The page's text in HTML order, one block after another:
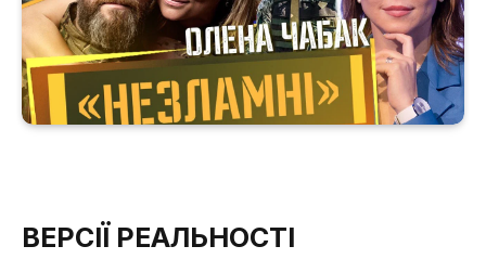
ВЕРСІЇ РЕАЛЬНОСТІ